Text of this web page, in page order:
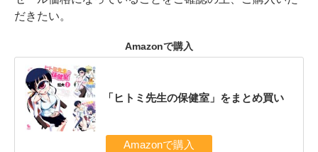
だきたい。
Amazonで購入
「ヒトミ先生の保健室」をまとめ買い
Amazonで購入